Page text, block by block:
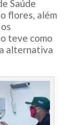
Saúde
flores, além
teve como
alternativa